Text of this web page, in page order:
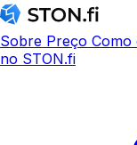
Sobre Preço Como
no STON.fi